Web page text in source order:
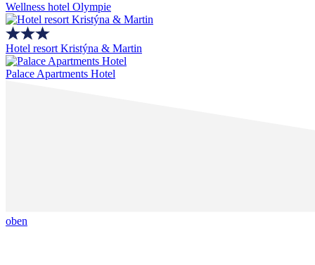
Wellness hotel Olympie
Hotel resort Kristýna & Martin
Palace Apartments Hotel
oben